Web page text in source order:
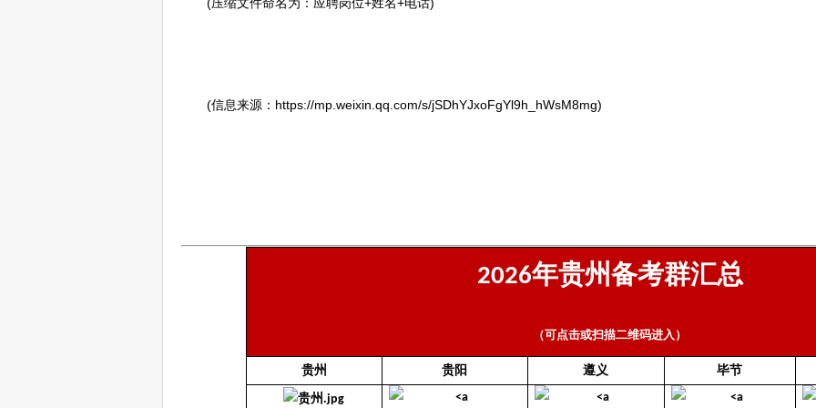
(信息来源：https://mp.weixin.qq.com/s/jSDhYJxoFgYl9h_hWsM8mg)
2026年贵州备考群汇总
（可点击或扫描二维码进入）
贵州 贵阳 遵义 毕节